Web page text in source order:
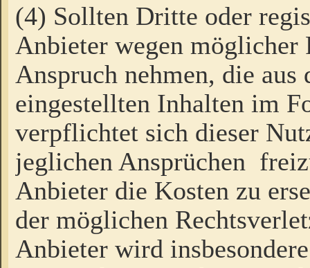
(4) Sollten Dritte oder
Anbieter wegen möglicher
Anspruch nehmen, die
eingestellten Inhalten im
verpflichtet sich dieser
jeglichen Ansprüchen
Anbieter die Kosten zu
der möglichen
Anbieter wird